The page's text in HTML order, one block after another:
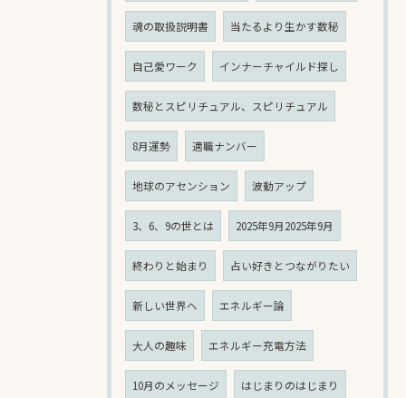
魂の取扱説明書 当たるより生かす数秘
自己愛ワーク インナーチャイルド探し
数秘とスピリチュアル、スピリチュアル
8月運勢 適職ナンバー
地球のアセンション 波動アップ
3、6、9の世とは 2025年9月2025年9月
終わりと始まり 占い好きとつながりたい
新しい世界へ エネルギー論
大人の趣味 エネルギー充電方法
10月のメッセージ はじまりのはじまり